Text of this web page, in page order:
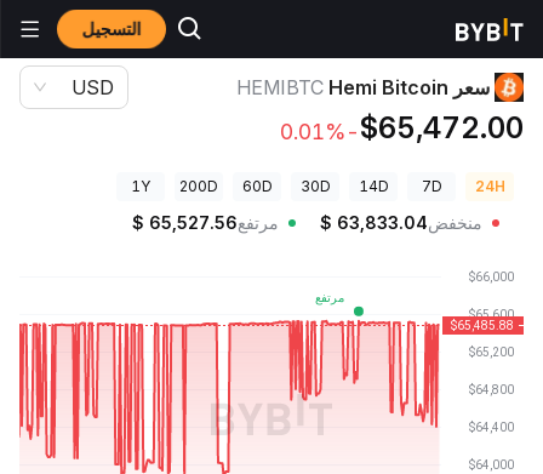
التسجيل أسعار العملات الرقمية
سعر Hemi Bitcoin HEMIBTC
$65,472.00
-0.01%
USD
24H
7D
14D
30D
60D
200D
1Y
منخفض $ 63,833.04 مرتفع $ 65,527.56